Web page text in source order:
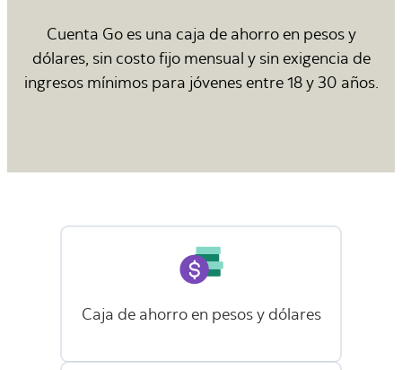
Cuenta Go es una caja de ahorro en pesos y
dólares, sin costo fijo mensual y sin exigencia de
ingresos mínimos para jóvenes entre 18 y 30 años.
Caja de ahorro en pesos y dólares